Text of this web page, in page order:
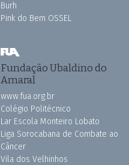
Burh
Pink do Bem OSSEL
Fundação Ubaldino do
Amaral
www.fua.org.br
Colégio Politécnico
Lar Escola Monteiro Lobato
Liga Sorocabana de Combate ao
Câncer
Vila dos Velhinhos